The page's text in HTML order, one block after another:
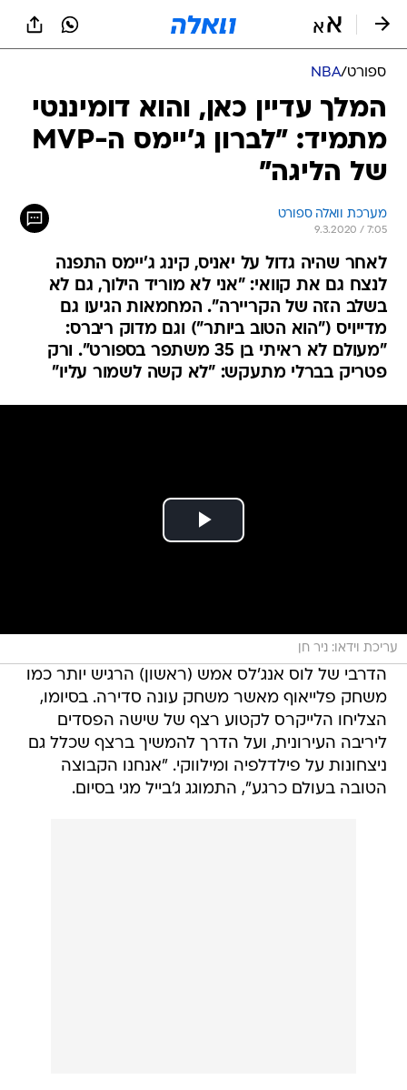
ספורט/
NBA
המלך עדיין כאן, והוא דומיננטי
מתמיד: "לברון ג'יימס ה-MVP
של הליגה"
מערכת וואלה ספורט
9.3.2020 / 7:05
לאחר שהיה גדול על יאניס, קינג ג'יימס התפנה
לנצח גם את קוואי: "אני לא מוריד הילוך, גם לא
בשלב הזה של הקריירה". המחמאות הגיעו גם
מדייויס ("הוא הטוב ביותר") וגם מדוק ריברס:
"מעולם לא ראיתי בן 35 משתפר בספורט". ורק
פטריק בברלי מתעקש: "לא קשה לשמור עליו"
עריכת וידאו: ניר חן
הדרבי של לוס אנג'לס אמש (ראשון) הרגיש יותר כמו
משחק פלייאוף מאשר משחק עונה סדירה. בסיומו,
הצליחו הלייקרס לקטוע רצף של שישה הפסדים
ליריבה העירונית, ועל הדרך להמשיך ברצף שכלל גם
ניצחונות על פילדלפיה ומילווקי. "אנחנו הקבוצה
הטובה בעולם כרגע", התמוגג ג'בייל מגי בסיום.